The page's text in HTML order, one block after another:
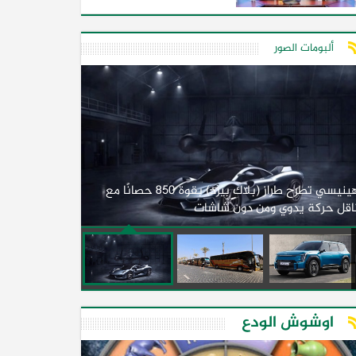
ألبومات الصور
هينيسي تطرح طراز (بلاك بيرد) بقوة 850 حصانًا مع
حركة يدوي ومن دون شاشات
اوشوش الودع